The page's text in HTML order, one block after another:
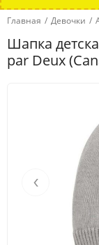
Главная / Девочки /
Шапка
par Deux
‹